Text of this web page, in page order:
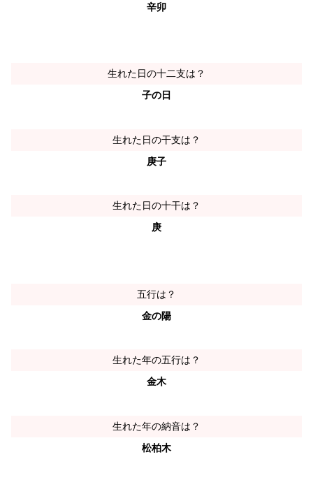
辛卯
生れた日の十二支は？
子の日
生れた日の干支は？
庚子
生れた日の十干は？
庚
五行は？
金の陽
生れた年の五行は？
金木
生れた年の納音は？
松柏木